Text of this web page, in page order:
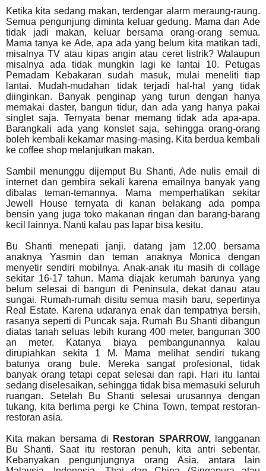
Ketika kita sedang makan, terdengar alarm meraung-raung.
Semua pengunjung diminta keluar gedung. Mama dan Ade
tidak jadi makan, keluar bersama orang-orang semua.
Mama tanya ke Ade, apa ada yang belum kita matikan tadi,
misalnya TV atau kipas angin atau ceret listrik? Walaupun
misalnya ada tidak mungkin lagi ke lantai 10. Petugas
Pemadam Kebakaran sudah masuk, mulai meneliti tiap
lantai. Mudah-mudahan tidak terjadi hal-hal yang tidak
diinginkan. Banyak penginap yang turun dengan hanya
memakai daster, bangun tidur, dan ada yang hanya pakai
singlet saja. Ternyata benar memang tidak ada apa-apa.
Barangkali ada yang konslet saja, sehingga orang-orang
boleh kembali kekamar masing-masing. Kita berdua kembali
ke coffee shop melanjutkan makan.
Sambil menunggu dijemput Bu Shanti, Ade nulis email di
internet dan gembira sekali karena emailnya banyak yang
dibalas teman-temannya. Mama memperhatikan sekitar
Jewell House ternyata di kanan belakang ada pompa
bensin yang juga toko makanan ringan dan barang-barang
kecil lainnya. Nanti kalau pas lapar bisa kesitu.
Bu Shanti menepati janji, datang jam 12.00 bersama
anaknya Yasmin dan teman anaknya Monica dengan
menyetir sendiri mobilnya. Anak-anak itu masih di collage
sekitar 16-17 tahun. Mama diajak kerumah barunya yang
belum selesai di bangun di Peninsula, dekat danau atau
sungai. Rumah-rumah disitu semua masih baru, sepertinya
Real Estate. Karena udaranya enak dan tempatnya bersih,
rasanya seperti di Puncak saja. Rumah Bu Shanti dibangun
diatas tanah seluas lebih kurang 400 meter, bangunan 300
an meter. Katanya biaya pembangunannya kalau
dirupiahkan sekita 1 M. Mama melihat sendiri tukang
batunya orang bule. Mereka sangat profesional, tidak
banyak orang tetapi cepat selesai dan rapi. Hari itu lantai
sedang diselesaikan, sehingga tidak bisa memasuki seluruh
ruangan. Setelah Bu Shanti selesai urusannya dengan
tukang, kita berlima pergi ke China Town, tempat restoran-
restoran asia.
Kita makan bersama di Restoran SPARROW,
langganan
Bu Shanti. Saat itu restoran penuh, kita antri sebentar.
Kebanyakan pengunjungnya orang Asia, antara lain